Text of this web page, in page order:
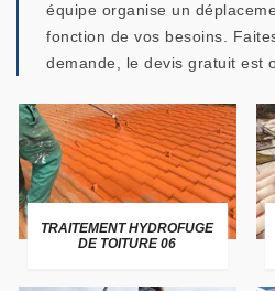
équipe organise un
fonction de vos besoins.
demande, le devis gratuit est
TRAITEMENT HYDROFUGE
DE TOITURE 06